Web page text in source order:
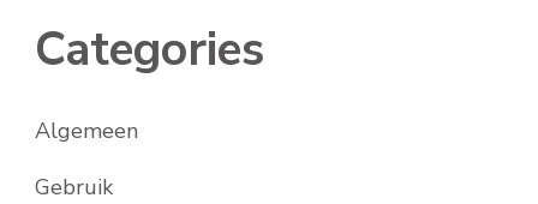
Categories
Algemeen
Gebruik